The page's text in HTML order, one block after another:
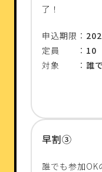
了！
申込期限：
定員 ： 10
対象 ： 誰
早割③
誰でも参加